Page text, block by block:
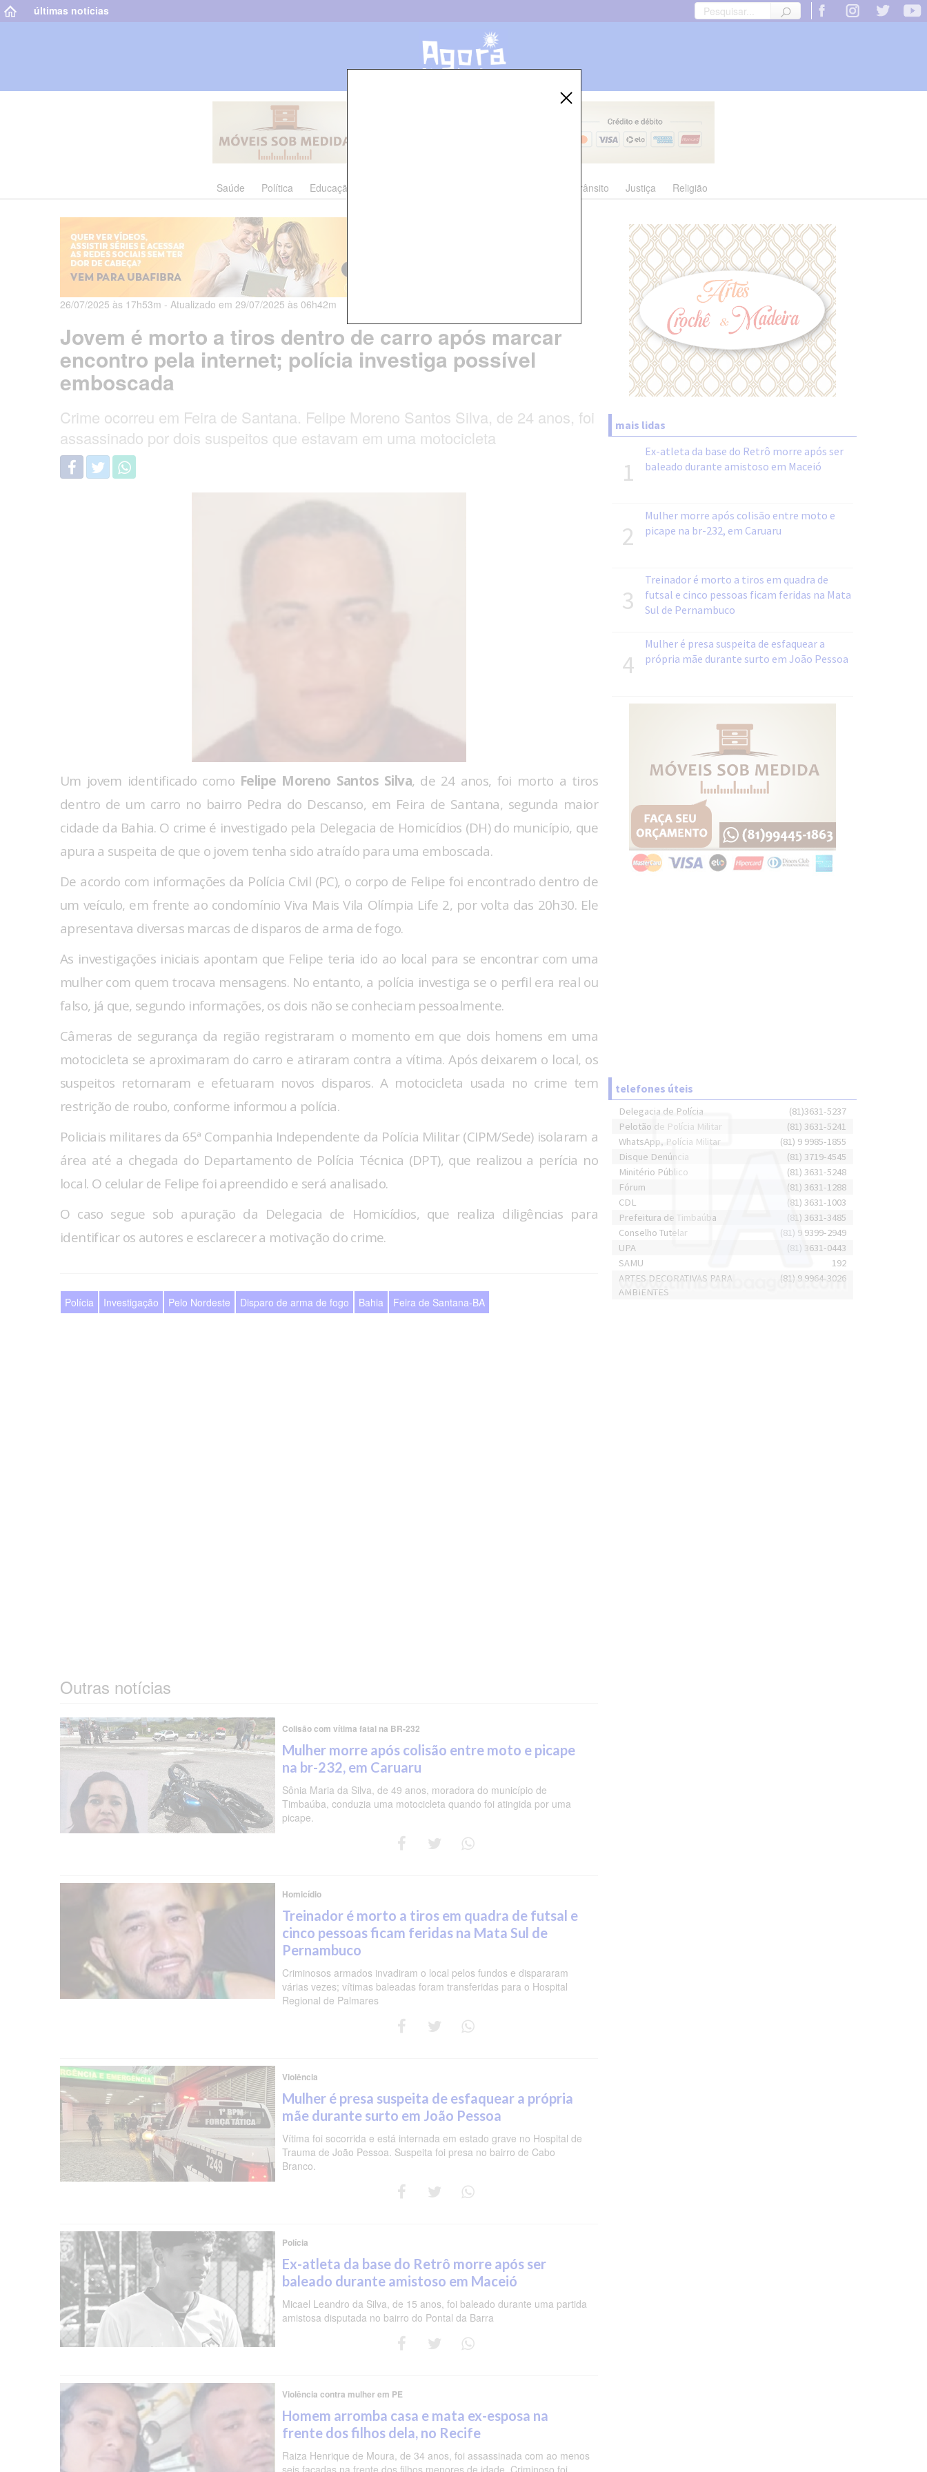
últimas notícias
Saúde Política Educação Trânsito Justiça Religião
26/07/2025 às 17h53m - Atualizado em 29/07/2025 às 06h42m
Jovem é morto a tiros dentro de carro após marcar
encontro pela internet; polícia investiga possível
emboscada
Crime ocorreu em Feira de Santana. Felipe Moreno Santos Silva, de 24 anos, foi
assassinado por dois suspeitos que estavam em uma motocicleta
Um jovem identificado como Felipe Moreno Santos Silva, de 24 anos, foi morto a tiros
dentro de um carro no bairro Pedra do Descanso, em Feira de Santana, segunda maior
cidade da Bahia. O crime é investigado pela Delegacia de Homicídios (DH) do município, que
apura a suspeita de que o jovem tenha sido atraído para uma emboscada.
De acordo com informações da Polícia Civil (PC), o corpo de Felipe foi encontrado dentro de
um veículo, em frente ao condomínio Viva Mais Vila Olímpia Life 2, por volta das 20h30. Ele
apresentava diversas marcas de disparos de arma de fogo.
As investigações iniciais apontam que Felipe teria ido ao local para se encontrar com uma
mulher com quem trocava mensagens. No entanto, a polícia investiga se o perfil era real ou
falso, já que, segundo informações, os dois não se conheciam pessoalmente.
Câmeras de segurança da região registraram o momento em que dois homens em uma
motocicleta se aproximaram do carro e atiraram contra a vítima. Após deixarem o local, os
suspeitos retornaram e efetuaram novos disparos. A motocicleta usada no crime tem
restrição de roubo, conforme informou a polícia.
Policiais militares da 65ª Companhia Independente da Polícia Militar (CIPM/Sede) isolaram a
área até a chegada do Departamento de Polícia Técnica (DPT), que realizou a perícia no
local. O celular de Felipe foi apreendido e será analisado.
O caso segue sob apuração da Delegacia de Homicídios, que realiza diligências para
identificar os autores e esclarecer a motivação do crime.
Polícia Investigação Pelo Nordeste Disparo de arma de fogo Bahia Feira de Santana-BA
Outras notícias
Colisão com vítima fatal na BR-232
Mulher morre após colisão entre moto e picape
na br-232, em Caruaru
Sônia Maria da Silva, de 49 anos, moradora do município de
Timbaúba, conduzia uma motocicleta quando foi atingida por uma
picape.
Homicídio
Treinador é morto a tiros em quadra de futsal e
cinco pessoas ficam feridas na Mata Sul de
Pernambuco
Criminosos armados invadiram o local pelos fundos e dispararam
várias vezes; vítimas baleadas foram transferidas para o Hospital
Regional de Palmares
Violência
Mulher é presa suspeita de esfaquear a própria
mãe durante surto em João Pessoa
Vítima foi socorrida e está internada em estado grave no Hospital de
Trauma de João Pessoa. Suspeita foi presa no bairro de Cabo
Branco.
Polícia
Ex-atleta da base do Retrô morre após ser
baleado durante amistoso em Maceió
Micael Leandro da Silva, de 15 anos, foi baleado durante uma partida
amistosa disputada no bairro do Pontal da Barra
Violência contra mulher em PE
Homem arromba casa e mata ex-esposa na
frente dos filhos dela, no Recife
Raiza Henrique de Moura, de 34 anos, foi assassinada com ao menos
mais lidas
1
Ex-atleta da base do Retrô morre após ser
baleado durante amistoso em Maceió
2
Mulher morre após colisão entre moto e
picape na br-232, em Caruaru
3
Treinador é morto a tiros em quadra de
futsal e cinco pessoas ficam feridas na Mata
Sul de Pernambuco
4
Mulher é presa suspeita de esfaquear a
própria mãe durante surto em João Pessoa
telefones úteis
Delegacia de Polícia
(81)3631-5237
Pelotão de Polícia Militar
(81) 3631-5241
WhatsApp, Polícia Militar
(81) 9 9985-1855
Disque Denúncia
(81) 3719-4545
Minitério Público
(81) 3631-5248
Fórum
(81) 3631-1288
CDL
(81) 3631-1003
Prefeitura de Timbaúba
(81) 3631-3485
Conselho Tutelar
(81) 9 9399-2949
UPA
(81) 3631-0443
SAMU
192
ARTES DECORATIVAS PARA
AMBIENTES
(81) 9 9964-3026